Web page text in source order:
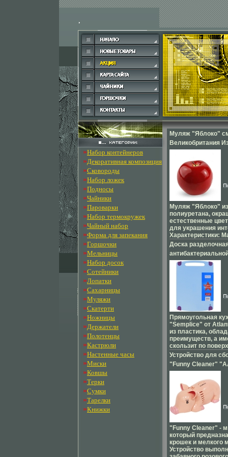
»Набор контейнеров
»Декоративная композиция
»Сковороды
»Набор ложек
»Подносы
»Чайники
»Пароварки
»Набор термокружек
»Чайный набор
»Форма для запекания
»Горшочки
»Мельницы
»Набор досок
»Сотейники
»Лопатки
»Сахарницы
»Муляжи
»Скатерти
»Ножницы
»Держатели
»Полотенцы
»Кастрюли
»Настенные часы
»Миски
»Ковшы
»Терки
»Сумки
»Тарелки
»Книжки
Муляж "Яблоко"
Великобритания
Муляж "Яблоко"
полиуретана,
естественные
для украшения
Характеристики:
полиуретан
Производитель:
Изготовитель:
Доска
"Semplice", цвет:
см х 25 см бело-
DS-M-01
инфо 6369o.
Прямоугольная
"Semplice" от
из пластика,
преимуществ, а
скользит по
можно
доски; -бяьщд
поверхность; -
впитывает запах
не затупляются
Доска
покрытием
"Microban" -
бактерий, грибков,
запахов
после мытья,
защиту доски
защита работает
Устройство для
"Funny Cleaner"
"Funny Cleaner" -
который
крошек и мелкого
Устройство